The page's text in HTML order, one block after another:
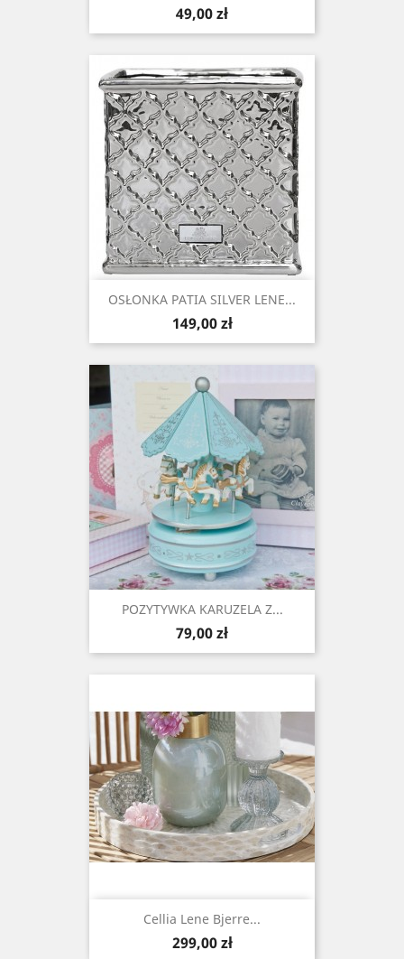
Cena
49,00 zł
OSŁONKA PATIA SILVER LENE...
Cena
149,00 zł
POZYTYWKA KARUZELA Z...
Cena
79,00 zł
Cellia Lene Bjerre...
Cena
299,00 zł